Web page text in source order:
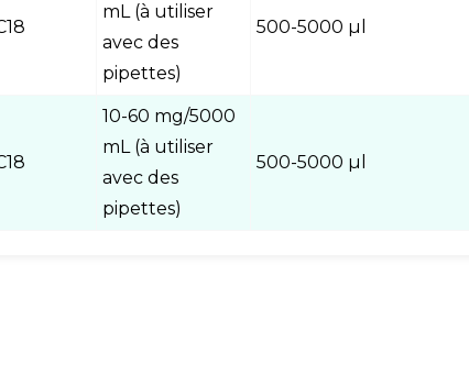
mL (à utiliser
avec des
pipettes)
500-5000 µl
10-60 mg/5000
mL (à utiliser
avec des
pipettes)
500-5000 µl